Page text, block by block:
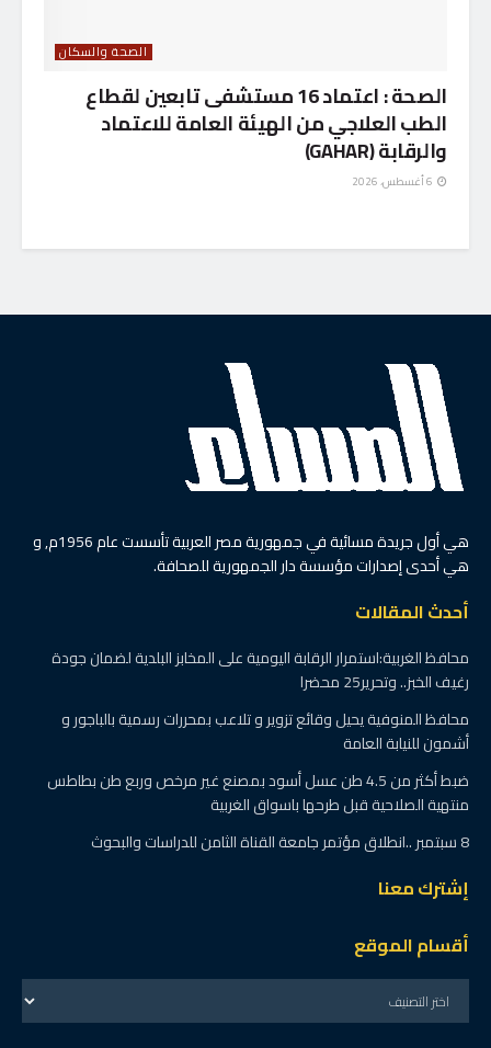
الصحة والسكان
الصحة : اعتماد 16 مستشفى تابعين لقطاع
الطب العلاجي من الهيئة العامة للاعتماد
والرقابة (GAHAR)
هي أول جريدة مسائية في جمهورية مصر العربية تأسست عام 1956م, و
هي أحدى إصدارات مؤسسة دار الجمهورية للصحافة.
أحدث المقالات
محافظ الغربية:استمرار الرقابة اليومية على المخابز البلدية لضمان جودة
رغيف الخبز.. وتحرير25 محضرا
محافظ المنوفية يحيل وقائع تزوير و تلاعب بمحررات رسمية بالباجور و
أشمون للنيابة العامة
ضبط أكثر من 4.5 طن عسل أسود بمصنع غير مرخص وربع طن بطاطس
منتهية الصلاحية قبل طرحها باسواق الغربية
8 سبتمبر ..انطلاق مؤتمر جامعة القناة الثامن للدراسات والبحوث
إشترك معنا
أقسام الموقع